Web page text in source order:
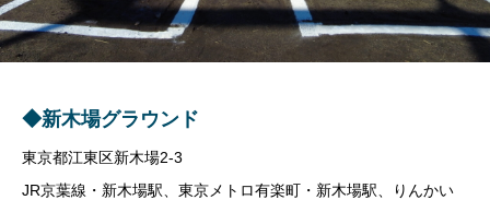
◆新木場グラウンド
東京都江東区新木場2-3
JR京葉線・新木場駅、東京メトロ有楽町・新木場駅、りんかい